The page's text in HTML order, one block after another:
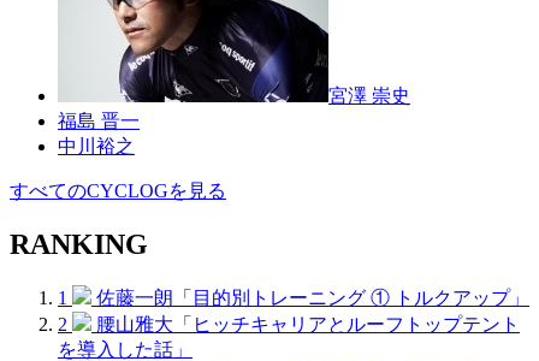
宮澤 崇史
福島 晋一
中川裕之
すべてのCYCLOGを見る
RANKING
1
佐藤一朗「目的別トレーニング ① トルクアップ」
2
腰山雅大「ヒッチキャリアとルーフトップテント
を導入した話」